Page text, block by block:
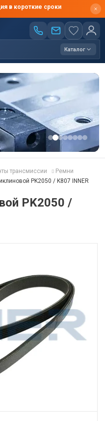
в короткие сроки
Каталог
трансмиссии
Ремни
PK2050 / K807 INNER
PK2050 /